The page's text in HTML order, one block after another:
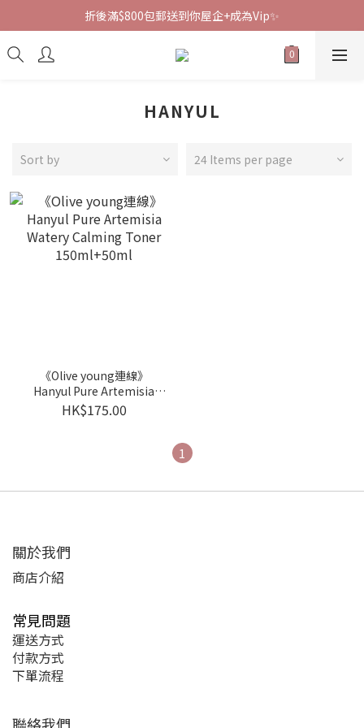
折後滿$800包郵送到你屋企+成為Vip✨
HANYUL
Sort by 24 Items per page
《Olive young連線》
Hanyul Pure Artemisia
Watery Calming Toner
150ml+50ml
HK$175.00
1
關於我們
商店介紹
常見問題
運送方式
付款方式
下單流程